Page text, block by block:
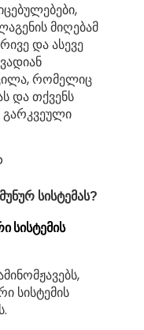
მიღებამ
და ასევე
ცილა, რომელიც
და თქვენს
გარკვეული
სისტემას?
სისტემის
სისტემის